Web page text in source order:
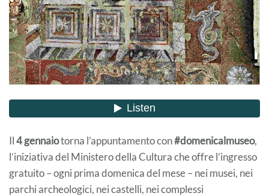
Il4 gennaiotorna l’appuntamento con#domenicalmuseo,
l’iniziativa del Ministero della Cultura che offre l’ingresso
gratuito – ogni prima domenica del mese – nei musei, nei
parchi archeologici, nei castelli, nei complessi